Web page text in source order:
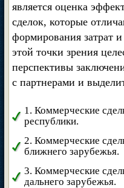
является оценка
сделок, которые
формирования затрат
этой точки зрения
перспективы
с партнерами и
1. Коммерческие
республики.
2. Коммерческие
ближнего зарубежья.
3. Коммерческие
дальнего зарубежья.